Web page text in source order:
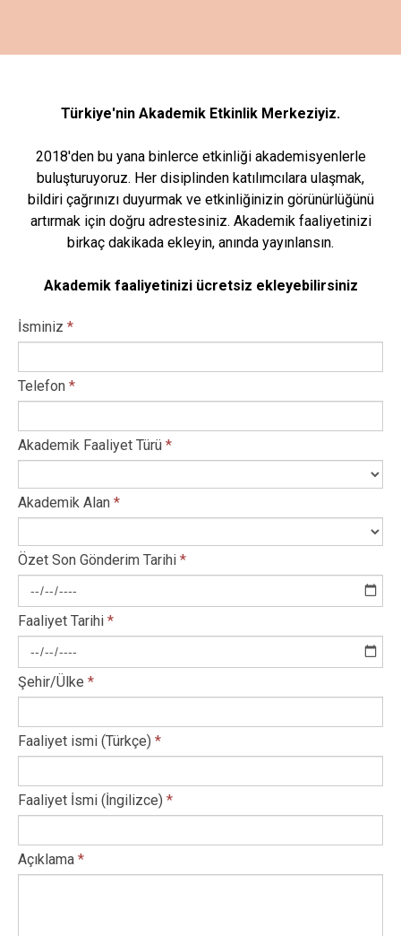
Türkiye'nin Akademik Etkinlik Merkeziyiz.
2018'den bu yana binlerce etkinliği akademisyenlerle
buluşturuyoruz. Her disiplinden katılımcılara ulaşmak,
bildiri çağrınızı duyurmak ve etkinliğinizin görünürlüğünü
artırmak için doğru adrestesiniz. Akademik faaliyetinizi
birkaç dakikada ekleyin, anında yayınlansın.
Akademik faaliyetinizi ücretsiz ekleyebilirsiniz
İsminiz *
Telefon *
Akademik Faaliyet Türü *
Akademik Alan *
Özet Son Gönderim Tarihi *
Faaliyet Tarihi *
Şehir/Ülke *
Faaliyet ismi (Türkçe) *
Faaliyet İsmi (İngilizce) *
Açıklama *